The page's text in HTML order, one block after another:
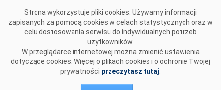
Strona wykorzystuje pliki cookies. Używamy informacji
zapisanych za pomocą cookies w celach statystycznych oraz w
celu dostosowania serwisu do indywidualnych potrzeb
użytkowników.
W przeglądarce internetowej można zmienić ustawienia
dotyczące cookies. Więcej o plikach cookies i o ochronie Twojej
prywatności przeczytasz tutaj